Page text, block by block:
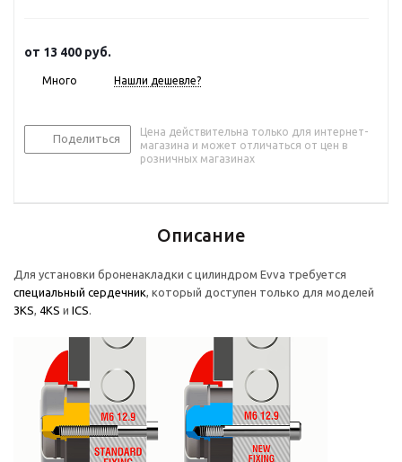
от 13 400 руб.
Много Нашли дешевле?
Поделиться
Цена действительна только для интернет-
магазина и может отличаться от цен в
розничных магазинах
Описание
Для установки броненакладки с цилиндром Evva требуется
специальный сердечник, который доступен только для моделей
3KS, 4KS и ICS.